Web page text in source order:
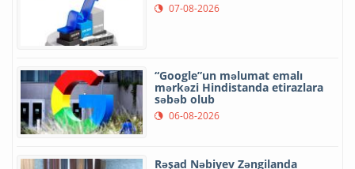
07-08-2026
“Google”un məlumat emalı
mərkəzi Hindistanda etirazlara
səbəb olub
06-08-2026
Rəşad Nəbiyev Zəngilanda